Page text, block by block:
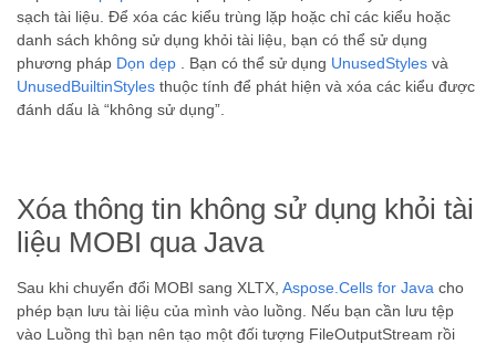
sạch tài liệu. Để xóa các kiểu trùng lặp hoặc chỉ các kiểu hoặc
danh sách không sử dụng khỏi tài liệu, bạn có thể sử dụng
phương pháp Dọn dẹp . Bạn có thể sử dụng UnusedStyles và
UnusedBuiltinStyles thuộc tính để phát hiện và xóa các kiểu được
đánh dấu là “không sử dụng”.
Xóa thông tin không sử dụng khỏi tài
liệu MOBI qua Java
Sau khi chuyển đổi MOBI sang XLTX, Aspose.Cells for Java cho
phép bạn lưu tài liệu của mình vào luồng. Nếu bạn cần lưu tệp
vào Luồng thì bạn nên tạo một đối tượng FileOutputStream rồi